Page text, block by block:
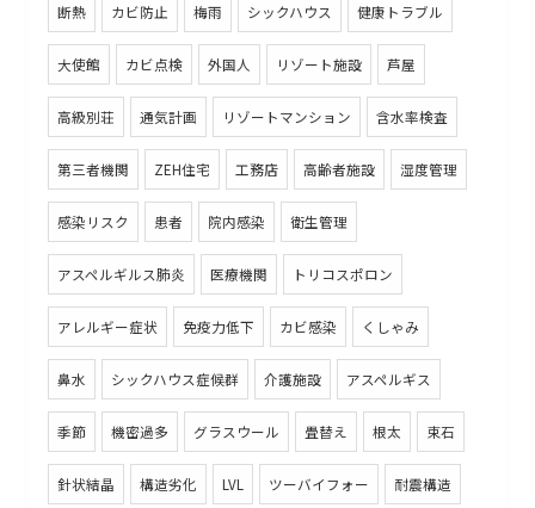
断熱 カビ防止 梅雨 シックハウス 健康トラブル
大使館 カビ点検 外国人 リゾート施設 芦屋
高級別荘 通気計画 リゾートマンション 含水率検査
第三者機関 ZEH住宅 工務店 高齢者施設 湿度管理
感染リスク 患者 院内感染 衛生管理
アスペルギルス肺炎 医療機関 トリコスポロン
アレルギー症状 免疫力低下 カビ感染 くしゃみ
鼻水 シックハウス症候群 介護施設 アスペルギス
季節 機密過多 グラスウール 畳替え 根太 束石
針状結晶 構造劣化 LVL ツーバイフォー 耐震構造